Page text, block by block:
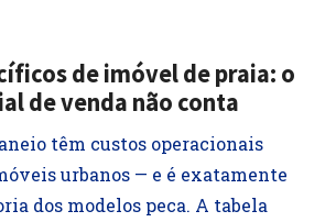
de imóvel de praia: o
de venda não conta
têm custos operacionais
urbanos — e é exatamente
dos modelos peca. A tabela